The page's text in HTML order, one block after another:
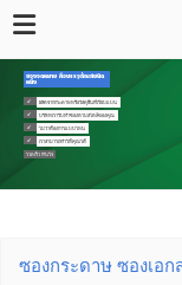
ซองจดหมาย คือบรรจุภัณฑ์ชนิด
หนึ่ง
ผลิตจากกระดาษหรือวัสดุอื่นที่เรียบแบน
บริษัทเรารับทำซองตามสไตล์ของคุณ
ไม่ว่าต้องการแบบไหน
เราสามารถทำให้คุณได้
รวดเร็ว ทันใจ
ซองกระดาษ ซองเอ